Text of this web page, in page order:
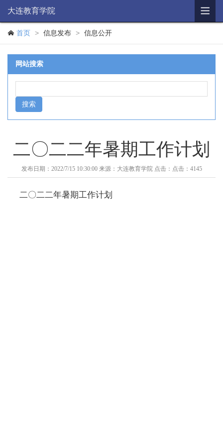
学院概况
机构简介
学历教育
大连教育学院 
 首页 > 信息发布 > 信息公开
网站搜索
二〇二二年暑期工作计划
发布日期：2022/7/15 10:30:00 来源：大连教育学院 点击： 点击：4145
二〇二二年暑期工作计划